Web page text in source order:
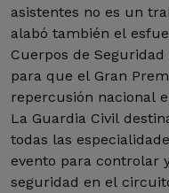
asistentes no es un
alabó también el
Cuerpos de
para que el Gran
repercusión nacional
La Guardia Civil
todas las
evento para controlar
seguridad en el